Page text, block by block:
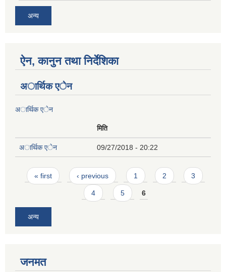
अन्य
ऐन, कानुन तथा निर्देशिका
अार्थिक एेन
अार्थिक एेन
मिति
अार्थिक एेन 09/27/2018 - 20:22
Pages
« first ‹ previous 1 2 3
4 5 6
अन्य
जनमत